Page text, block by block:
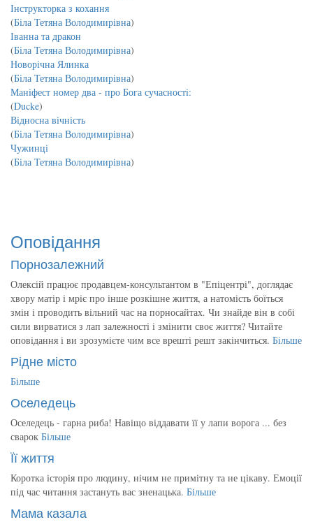
Інструкторка з кохання
(Біла Тетяна Володимирівна)
Іванна та дракон
(Біла Тетяна Володимирівна)
Новорічна Ялинка
(Біла Тетяна Володимирівна)
Маніфест номер два - про Бога сучасності:
(Ducke)
Відносна вічність
(Біла Тетяна Володимирівна)
Чужинці
(Біла Тетяна Володимирівна)
Оповідання
Порнозалежний
Олексій працює продавцем-консультантом в "Епіцентрі", доглядає
хвору матір і мріє про інше розкішне життя, а натомість боїться
змін і проводить вільний час на порносайтах. Чи знайде він в собі
сили вирватися з лап залежності і змінити своє життя? Читайте
оповідання і ви зрозумієте чим все врешті решт закінчиться. Більше
Рідне місто
Більше
Оселедець
Оселедець - гарна риба! Навіщо віддавати її у лапи ворога ... без
сварок Більше
Її життя
Коротка історія про людину, нічим не примітну та не цікаву. Емоції
під час читання застануть вас зненацька. Більше
Мама казала